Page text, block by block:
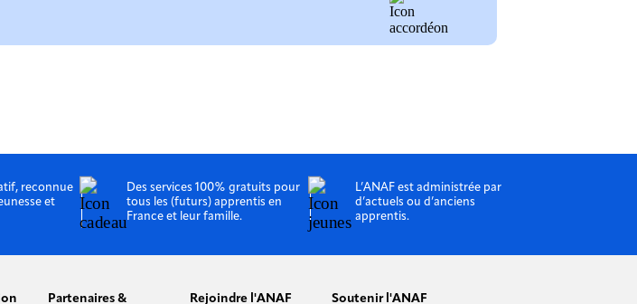
reconnue
et
Des services 100% gratuits pour
tous les (futurs) apprentis en
France et leur famille.
L’ANAF est administrée par
d’actuels ou d’anciens
apprentis.
Partenaires & Rejoindre l'ANAF Soutenir l'ANAF